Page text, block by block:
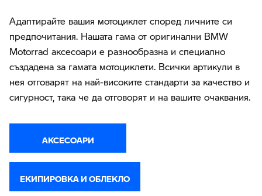
Адаптирайте вашия мотоциклет според личните си
предпочитания. Нашата гама от оригинални BMW
Motorrad аксесоари е разнообразна и специално
създадена за гамата мотоциклети. Всички артикули в
нея отговарят на най-високите стандарти за качество и
сигурност, така че да отговорят и на вашите очаквания.
АКСЕСОАРИ
ЕКИПИРОВКА И ОБЛЕКЛО